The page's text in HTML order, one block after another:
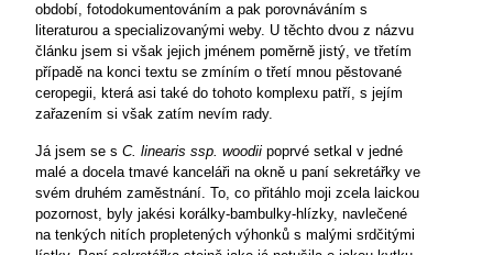
období, fotodokumentováním a pak porovnáváním s
literaturou a specializovanými weby. U těchto dvou z názvu
článku jsem si však jejich jménem poměrně jistý, ve třetím
případě na konci textu se zmíním o třetí mnou pěstované
ceropegii, která asi také do tohoto komplexu patří, s jejím
zařazením si však zatím nevím rady.
Já jsem se s C. linearis ssp. woodii poprvé setkal v jedné
malé a docela tmavé kanceláři na okně u paní sekretářky ve
svém druhém zaměstnání. To, co přitáhlo moji zcela laickou
pozornost, byly jakési korálky-bambulky-hlízky, navlečené
na tenkých nitích propletených výhonků s malými srdčitými